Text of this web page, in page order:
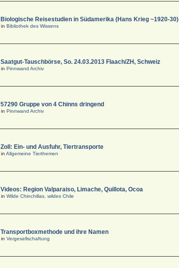
Biologische Reisestudien in Südamerika (Hans Krieg ~1920-30)
in Bibliothek des Wissens
Saatgut-Tauschbörse, So. 24.03.2013 Flaach/ZH, Schweiz
in Pinnwand Archiv
57290 Gruppe von 4 Chinns dringend
in Pinnwand Archiv
Zoll: Ein- und Ausfuhr, Tiertransporte
in Allgemeine Tierthemen
Videos: Region Valparaiso, Limache, Quillota, Ocoa
in Wilde Chinchillas, wildes Chile
Transportboxmethode und ihre Namen
in Vergesellschaftung